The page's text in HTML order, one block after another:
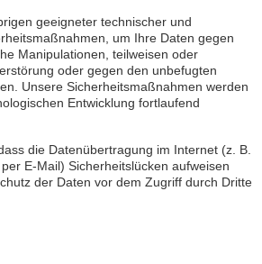
geeigneter technischer und
um Ihre Daten gegen
Manipulationen, teilweisen oder
oder gegen den unbefugten
Unsere Sicherheitsmaßnahmen werden
Entwicklung fortlaufend
die Datenübertragung im Internet (z. B.
E-Mail) Sicherheitslücken aufweisen
der Daten vor dem Zugriff durch Dritte